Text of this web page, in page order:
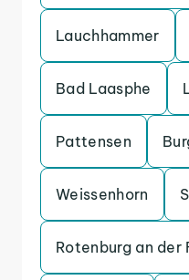
Lauchhammer
Bad Laasphe
Pattensen
Weissenhorn
Rotenburg an der